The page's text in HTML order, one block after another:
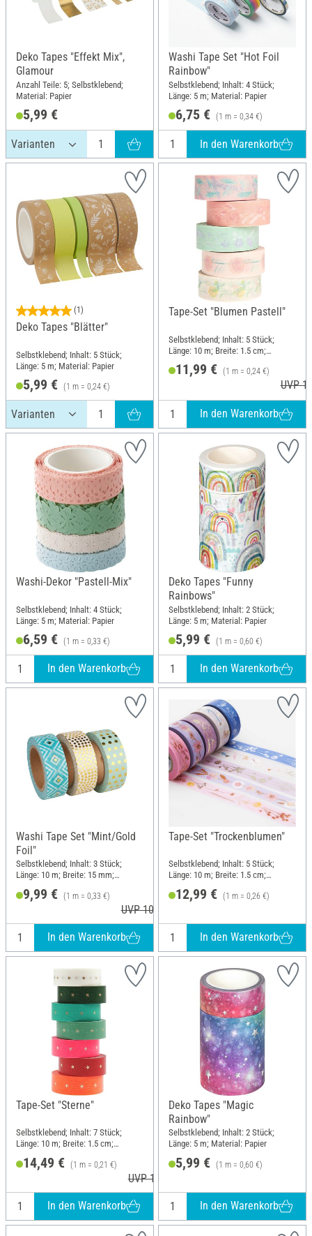
Deko Tapes "Effekt Mix",
Glamour
Anzahl Teile: 5; Selbstklebend;
Material: Papier
5,99 €
Washi Tape Set "Hot Foil
Rainbow"
Selbstklebend; Inhalt: 4 Stück;
Länge: 5 m; Material: Papier
6,75 € (1 m = 0,34 €)
In den Warenkorb
(1)
Deko Tapes "Blätter"
Selbstklebend; Inhalt: 5 Stück;
Länge: 5 m; Material: Papier
5,99 € (1 m = 0,24 €)
Tape-Set "Blumen Pastell"
Selbstklebend; Inhalt: 5 Stück;
Länge: 10 m; Breite: 1.5 cm;
11,99 € (1 m = 0,24 €)
UVP
In den Warenkorb
Washi-Dekor "Pastell-Mix"
Selbstklebend; Inhalt: 4 Stück;
Länge: 5 m; Material: Papier
6,59 € (1 m = 0,33 €)
In den Warenkorb
Deko Tapes "Funny
Rainbows"
Selbstklebend; Inhalt: 2 Stück;
Länge: 5 m; Material: Papier
5,99 € (1 m = 0,60 €)
In den Warenkorb
Washi Tape Set "Mint/Gold
Foil"
Selbstklebend; Inhalt: 3 Stück;
Länge: 10 m; Breite: 15 mm;
9,99 € (1 m = 0,33 €)
UVP 10,99 €
In den Warenkorb
Tape-Set "Trockenblumen"
Selbstklebend; Inhalt: 5 Stück;
Länge: 10 m; Breite: 1.5 cm;
12,99 € (1 m = 0,26 €)
In den Warenkorb
Tape-Set "Sterne"
Selbstklebend; Inhalt: 7 Stück;
Länge: 10 m; Breite: 1.5 cm;
14,49 € (1 m = 0,21 €)
UVP 15,99 €
In den Warenkorb
Deko Tapes "Magic
Rainbow"
Selbstklebend; Inhalt: 2 Stück;
Länge: 5 m; Material: Papier
5,99 € (1 m = 0,60 €)
In den Warenkorb